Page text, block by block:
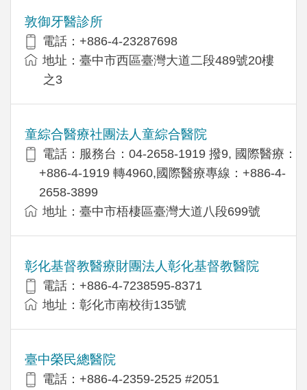
敦御牙醫診所
電話：+886-4-23287698
地址：臺中市西區臺灣大道二段489號20樓
之3
童綜合醫療社團法人童綜合醫院
電話：服務台：04-2658-1919 撥9, 國際醫療：
+886-4-1919 轉4960,國際醫療專線：+886-4-
2658-3899
地址：臺中市梧棲區臺灣大道八段699號
彰化基督教醫療財團法人彰化基督教醫院
電話：+886-4-7238595-8371
地址：彰化市南校街135號
臺中榮民總醫院
電話：+886-4-2359-2525 #2051